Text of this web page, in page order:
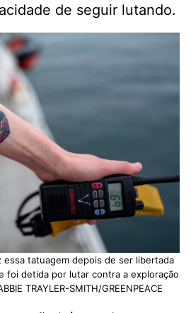
de seguir lutando.
essa tatuagem depois de ser libertada
foi detida por lutar contra a exploração
TRAYLER-SMITH/GREENPEACE